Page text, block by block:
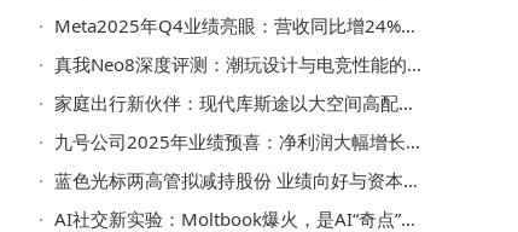
Meta2025年Q4业绩亮眼：营收同比增24%，AI驱动营收增长但元宇宙仍亏损
真我Neo8深度评测：潮玩设计与电竞性能的完美融合新标杆
家庭出行新伙伴：现代库斯途以大空间高配置，成家用MPV优选
九号公司2025年业绩预喜：净利润大幅增长，双核心业务布局成效显著
蓝色光标两高管拟减持股份 业绩向好与资本动作引市场关注
AI社交新实验：Moltbook爆火，是AI“奇点”序章还是行业泡沫？